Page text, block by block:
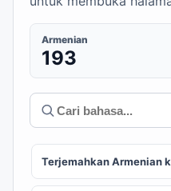
Armenian
193
Terjemahkan Armenian